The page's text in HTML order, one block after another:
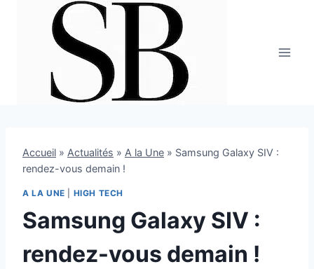
Accueil » Actualités » A la Une » Samsung Galaxy SIV :
rendez-vous demain !
A LA UNE HIGH TECH
Samsung Galaxy SIV :
rendez-vous demain !